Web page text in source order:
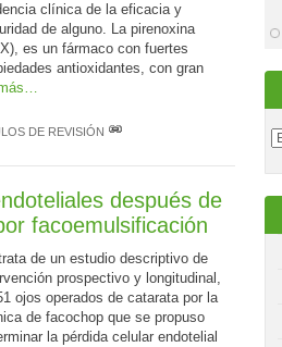
clínica de la eficacia y
de alguno. La pirenoxina
es un fármaco con fuertes
antioxidantes, con gran
DE REVISIÓN
después de
facoemulsificación
de un estudio descriptivo de
prospectivo y longitudinal,
ojos operados de catarata por la
de facochop que se propuso
la pérdida celular endotelial